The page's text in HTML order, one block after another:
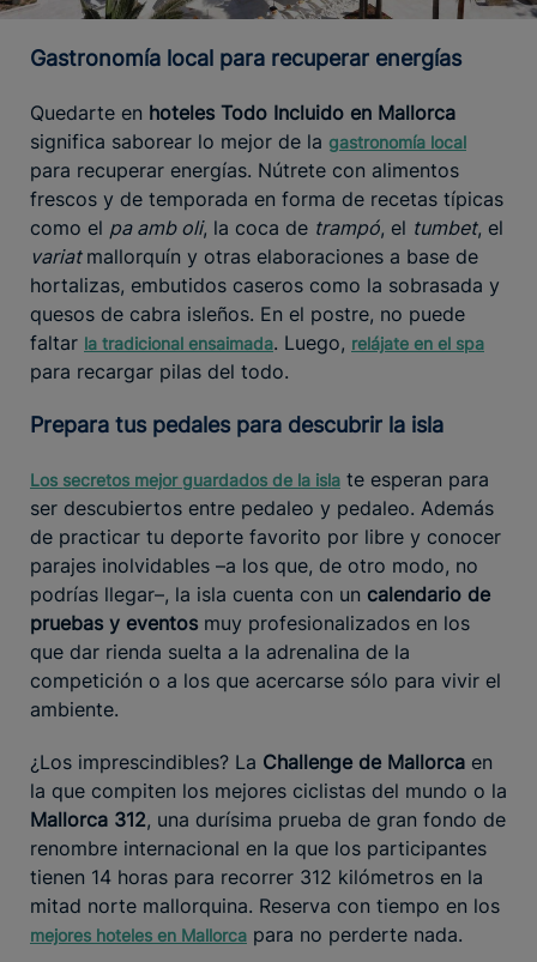
Gastronomía local para recuperar energías
Quedarte en hoteles Todo Incluido en Mallorca
significa saborear lo mejor de la gastronomía local
para recuperar energías. Nútrete con alimentos
frescos y de temporada en forma de recetas típicas
como el pa amb oli, la coca de trampó, el tumbet, el
variat mallorquín y otras elaboraciones a base de
hortalizas, embutidos caseros como la sobrasada y
quesos de cabra isleños. En el postre, no puede
faltar la tradicional ensaimada. Luego, relájate en el spa
para recargar pilas del todo.
Prepara tus pedales para descubrir la isla
Los secretos mejor guardados de la isla te esperan para
ser descubiertos entre pedaleo y pedaleo. Además
de practicar tu deporte favorito por libre y conocer
parajes inolvidables –a los que, de otro modo, no
podrías llegar–, la isla cuenta con un calendario de
pruebas y eventos muy profesionalizados en los
que dar rienda suelta a la adrenalina de la
competición o a los que acercarse sólo para vivir el
ambiente.
¿Los imprescindibles? La Challenge de Mallorca en
la que compiten los mejores ciclistas del mundo o la
Mallorca 312, una durísima prueba de gran fondo de
renombre internacional en la que los participantes
tienen 14 horas para recorrer 312 kilómetros en la
mitad norte mallorquina. Reserva con tiempo en los
mejores hoteles en Mallorca para no perderte nada.